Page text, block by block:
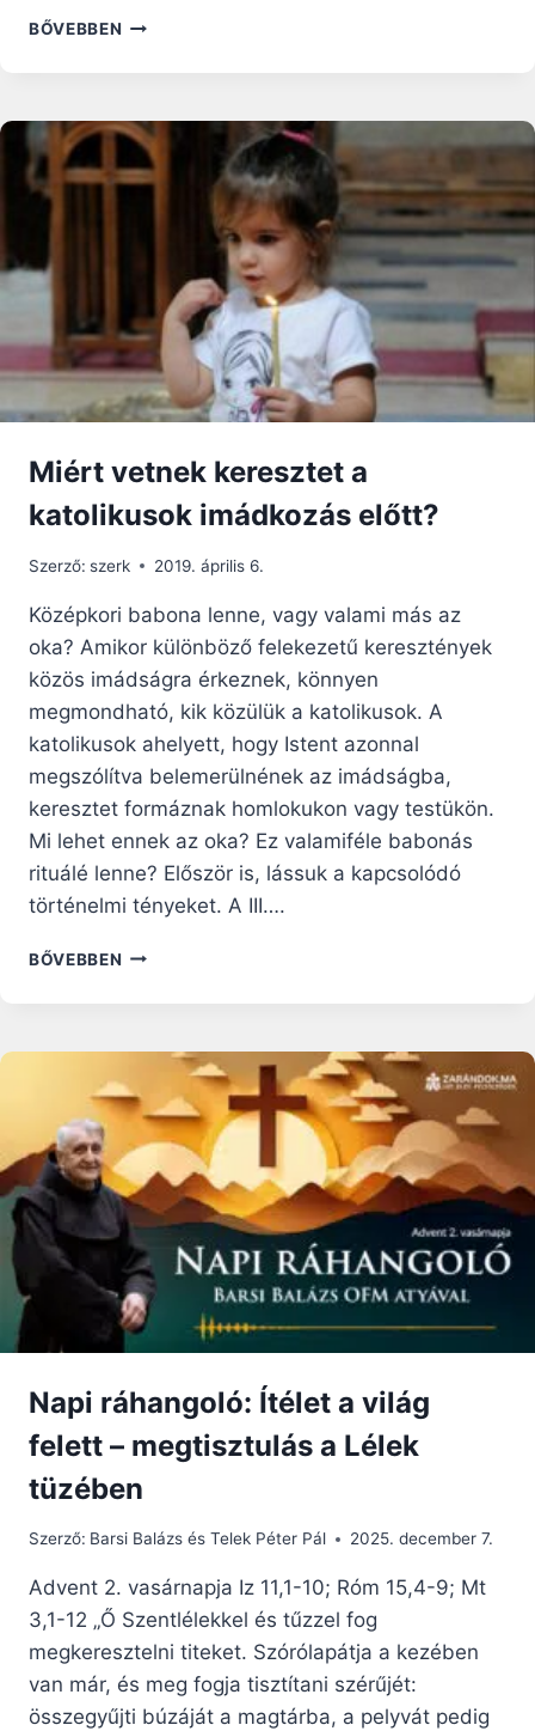
BŐVEBBEN HAMVAZÓSZERDA:
AKI
A
REJTEKBEN
NAGYBÖJTI
RÁHANGOLÓ
Miért vetnek keresztet a
katolikusok imádkozás előtt?
Szerző: szerk 2019. április 6.
Középkori babona lenne, vagy valami más az
oka? Amikor különböző felekezetű keresztények
közös imádságra érkeznek, könnyen
megmondható, kik közülük a katolikusok. A
katolikusok ahelyett, hogy Istent azonnal
megszólítva belemerülnének az imádságba,
keresztet formáznak homlokukon vagy testükön.
Mi lehet ennek az oka? Ez valamiféle babonás
rituálé lenne? Először is, lássuk a kapcsolódó
történelmi tényeket. A III….
BŐVEBBEN MIÉRT
KATOLIKUSOK
IMÁDKOZÁS
ELŐTT?
Napi ráhangoló: Ítélet a világ
felett – megtisztulás a Lélek
tüzében
Szerző: Barsi Balázs és Telek Péter Pál 2025. december 7.
Advent 2. vasárnapja Iz 11,1-10; Róm 15,4-9; Mt
3,1-12 „Ő Szentlélekkel és tűzzel fog
megkeresztelni titeket. Szórólapátja a kezében
van már, és meg fogja tisztítani szérűjét:
összegyűjti búzáját a magtárba, a pelyvát pedig